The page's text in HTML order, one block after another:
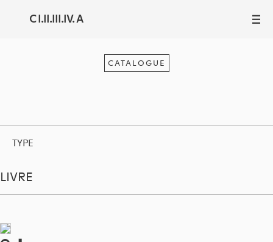
C I.II.III.IV. A III
CATALOGUE
TYPE
LIVRE